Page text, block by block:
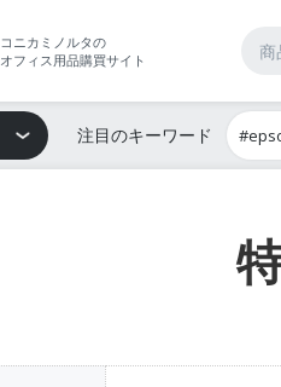
コニカミノルタの
オフィス用品購買サイト
注目のキーワード